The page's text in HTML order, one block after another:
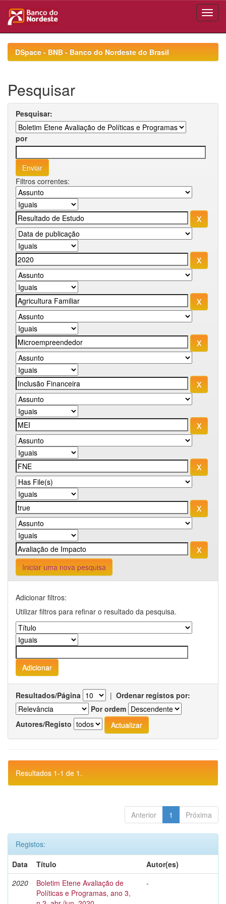
navigationDSpace - BNB - Banco do Nordeste do Brasil
Pesquisar
Pesquisar:
por
Filtros correntes:
Iniciar uma nova pesquisa
Adicionar filtros:
Utilizar filtros para refinar o resultado da pesquisa.
Resultados/Página | Ordenar registos por:
Por ordem
Autores/Registo
Resultados 1-1 de 1.
Anterior 1 Próxima
Registos:
Data
Título
Autor(es)
2020
Boletim Etene Avaliação de
Políticas e Programas, ano 3,
-